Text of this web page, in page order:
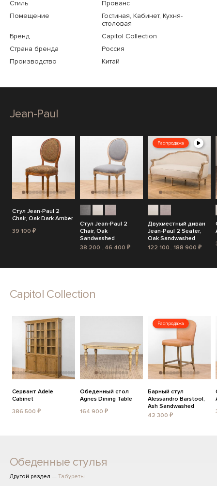
Стиль
Прованс
Помещение
Гостиная, Кабинет, Кухня-
столовая
Бренд
Capitol Collection
Страна бренда
Россия
Производство
Китай
Jean-Paul
Стул Jean-Paul 2
Chair, Oak Dark Amber
39 100 ₽
Стул Jean-Paul 2
Chair, Oak
Sandwashed
38 200...46 400 ₽
Распродажа
Двухместный диван
Jean-Paul 2 Seater,
Oak Sandwashed
122 100...188 900 ₽
Capitol Collection
Сервант Adele
Cabinet
386 500 ₽
Обеденный стол
Agnes Dining Table
164 900 ₽
Распродажа
Барный стул
Alessandro Barstool,
Ash Sandwashed
42 300 ₽
Обеденные стулья
Другой раздел — Табуреты